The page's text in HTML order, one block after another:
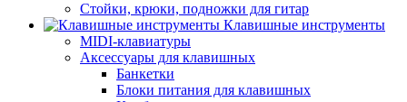
Стойки, крюки, подножки для гитар
Клавишные инструменты
MIDI-клавиатуры
Аксессуары для клавишных
Банкетки
Блоки питания для клавишных